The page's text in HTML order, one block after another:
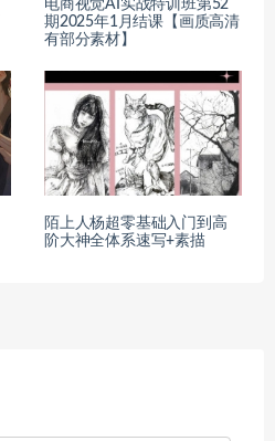
电商视觉AI实战特训班第52
期2025年1月结课【画质高清
有部分素材】
陌上人杨超零基础入门到高
阶大神全体系速写+素描